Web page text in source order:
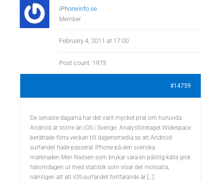
iPhoneinfo.se
Member
February 4, 2011 at 17:00
Post count: 1973
#14759
De senaste dagarna har det varit mycket prat om huruvida
Android är större än iOS i Sverige. Analysföretaget Widespace
berättade förra veckan till dagensmedia.se att Android-
surfandet hade passerat iPhone på den svenska
marknaden.Men Nielsen som brukar vara en pålitlig källa gick
häromdagen ut med statistik som visar det motsatta,
nämligen att att iOS-surfandet fortfarande är […]